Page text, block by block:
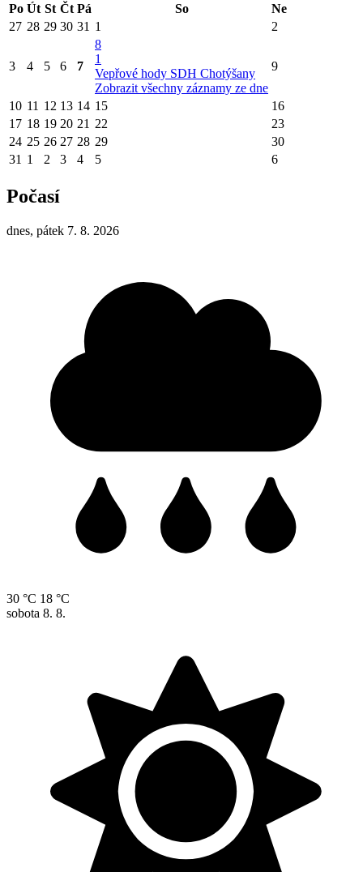
Po Út St Čt Pá So
Ne
27 28 29 30 31 1 2
3 4 5 6 7
8
1
Vepřové hody SDH Chotýšany
Zobrazit všechny záznamy ze dne
9
10 11 12 13 14 15
16
17 18 19 20 21 22
23
24 25 26 27 28 29
30
31 1 2 3 4 5 6
Počasí
dnes, pátek 7. 8. 2026
30 °C 18 °C
sobota 8. 8.